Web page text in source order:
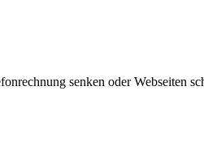
senken oder Webseiten